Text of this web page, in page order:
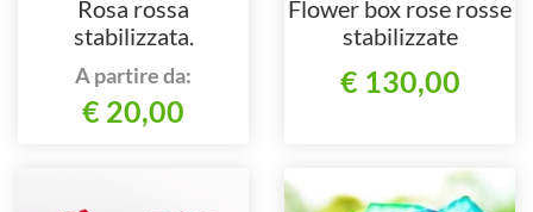
Rosa rossa
stabilizzata.
A partire da:
€ 20,00
Flower box rose rosse
stabilizzate
€ 130,00